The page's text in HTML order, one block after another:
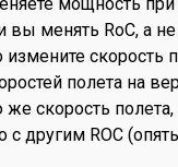
вы менять RoC, а
скорость
полета на
скорость
другим ROC